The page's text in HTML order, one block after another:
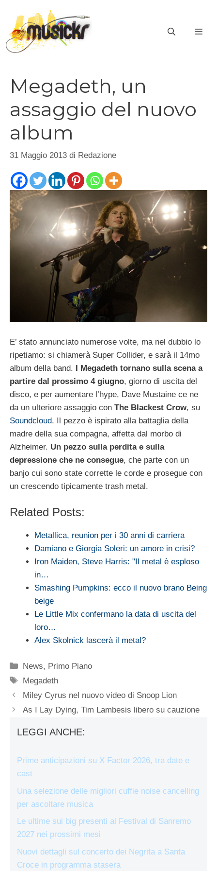
contenuto
Megadeth, un
assaggio del nuovo
album
31 Maggio 2013 di Redazione
E’ stato annunciato numerose volte, ma nel dubbio lo
ripetiamo: si chiamerà Super Collider, e sarà il 14mo
album della band.
I Megadeth tornano sulla scena a
partire dal prossimo 4 giugno, giorno di uscita del
disco, e per aumentare l’hype, Dave Mustaine ce ne
da un ulteriore assaggio con The Blackest Crow, su
Soundcloud. Il pezzo è ispirato alla battaglia della
madre della sua compagna, affetta dal morbo di
Alzheimer. Un pezzo sulla perdita e sulla
depressione che ne consegue, che parte con un
banjo cui sono state corrette le corde e prosegue con
un crescendo tipicamente trash metal.
Related Posts:
Metallica, reunion per i 30 anni di carriera
Damiano e Giorgia Soleri: un amore in crisi?
Iron Maiden, Steve Harris: "Il metal è esploso
in…
Smashing Pumpkins: ecco il nuovo brano Being
beige
Le Little Mix confermano la data di uscita del
loro…
Alex Skolnick lascerà il metal?
Categorie
News, Primo Piano
Tag
Megadeth
Miley Cyrus nel nuovo video di Snoop Lion
As I Lay Dying, Tim Lambesis libero su cauzione
LEGGI ANCHE:
Prime anticipazioni su X Factor 2026, tra date e
cast
Una selezione delle migliori cuffie noise cancelling
per ascoltare musica
Le ultime sui big presenti al Festival di Sanremo
2027 nei prossimi mesi
Nuovi dettagli sul concerto dei Negrita a Santa
Croce in programma stasera